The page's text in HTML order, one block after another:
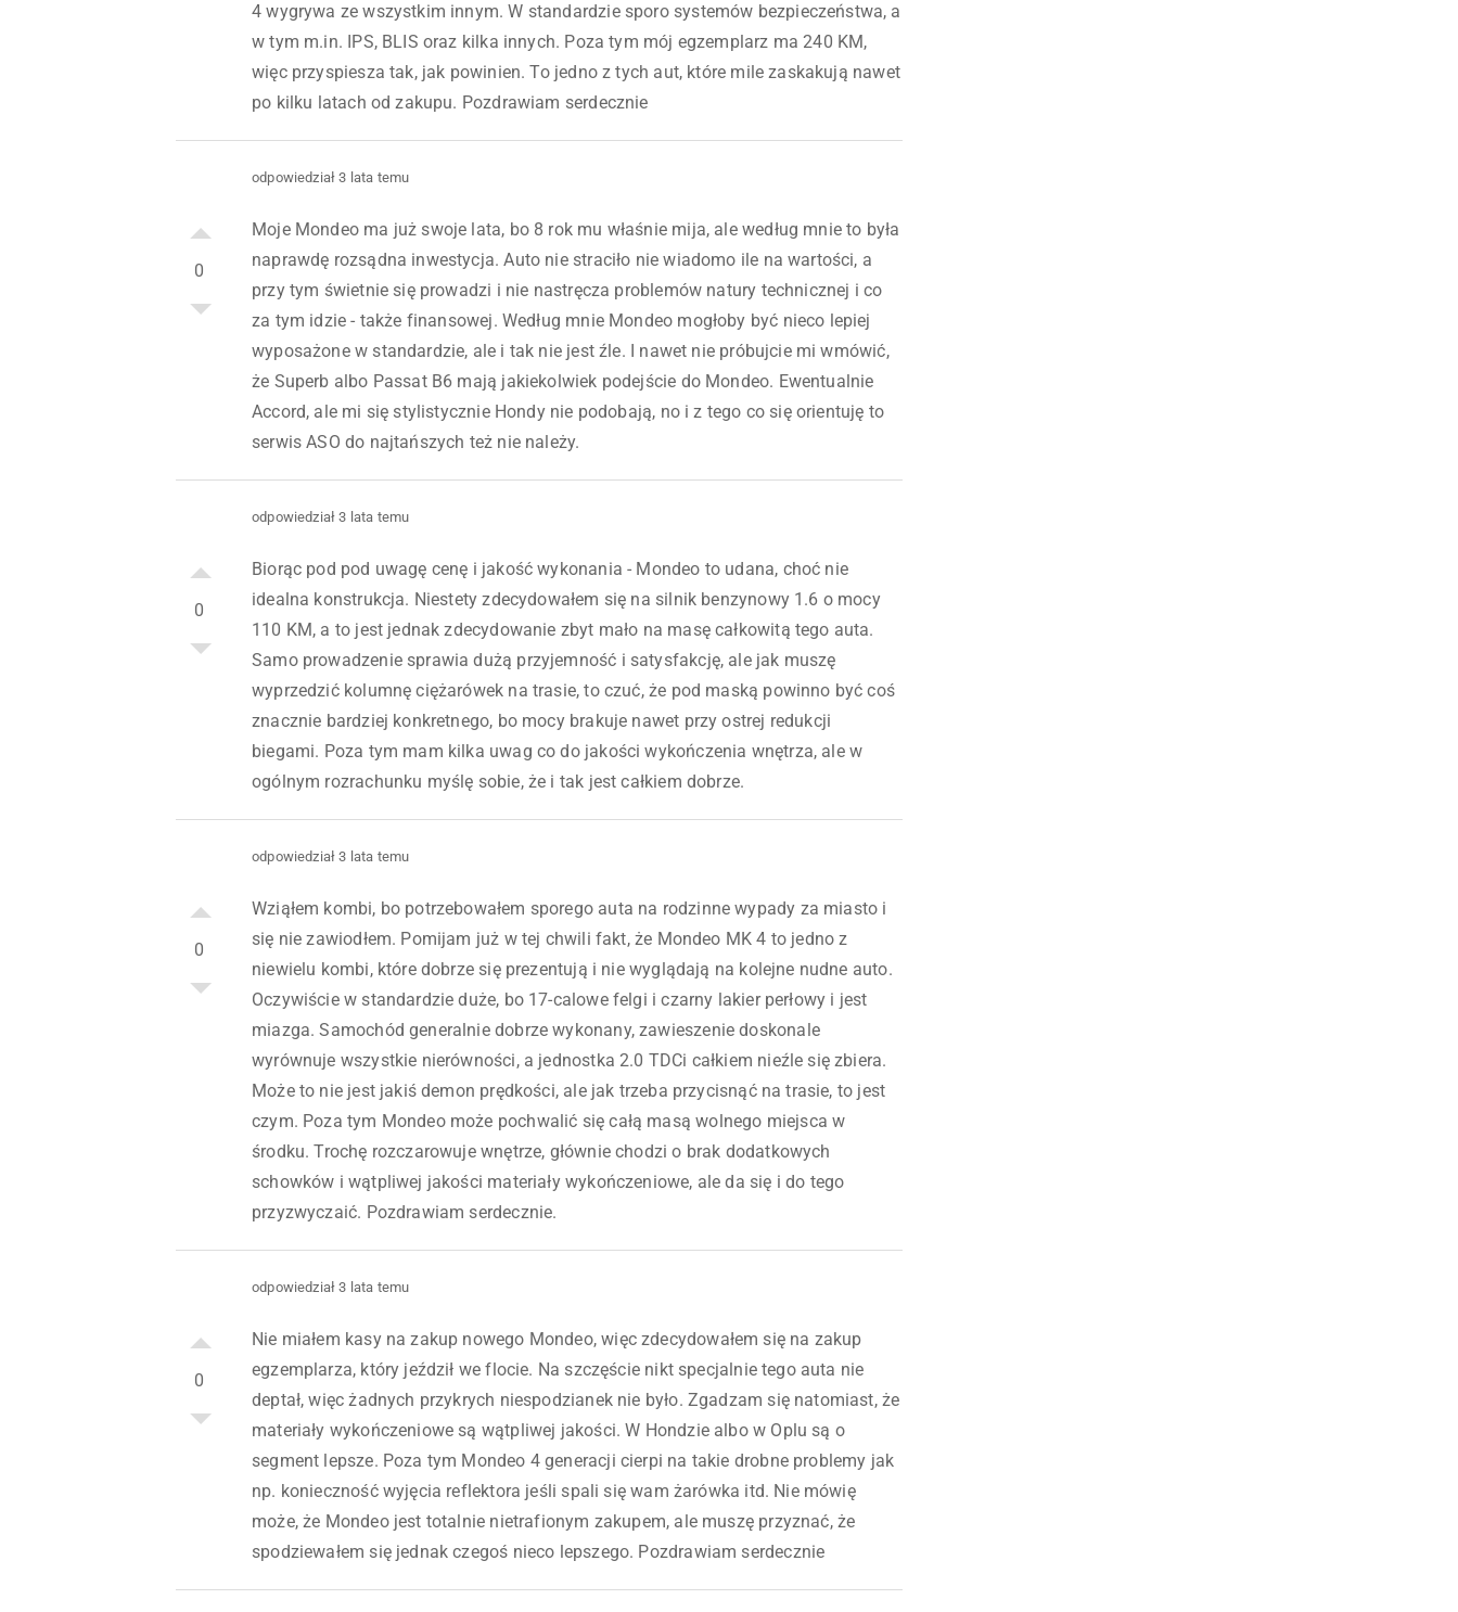
4 wygrywa ze wszystkim innym. W standardzie sporo systemów bezpieczeństwa, a
w tym m.in. IPS, BLIS oraz kilka innych. Poza tym mój egzemplarz ma 240 KM,
więc przyspiesza tak, jak powinien. To jedno z tych aut, które mile zaskakują nawet
po kilku latach od zakupu. Pozdrawiam serdecznie
0
odpowiedział 3 lata temu
Moje Mondeo ma już swoje lata, bo 8 rok mu właśnie mija, ale według mnie to była
naprawdę rozsądna inwestycja. Auto nie straciło nie wiadomo ile na wartości, a
przy tym świetnie się prowadzi i nie nastręcza problemów natury technicznej i co
za tym idzie - także finansowej. Według mnie Mondeo mogłoby być nieco lepiej
wyposażone w standardzie, ale i tak nie jest źle. I nawet nie próbujcie mi wmówić,
że Superb albo Passat B6 mają jakiekolwiek podejście do Mondeo. Ewentualnie
Accord, ale mi się stylistycznie Hondy nie podobają, no i z tego co się orientuję to
serwis ASO do najtańszych też nie należy.
0
odpowiedział 3 lata temu
Biorąc pod pod uwagę cenę i jakość wykonania - Mondeo to udana, choć nie
idealna konstrukcja. Niestety zdecydowałem się na silnik benzynowy 1.6 o mocy
110 KM, a to jest jednak zdecydowanie zbyt mało na masę całkowitą tego auta.
Samo prowadzenie sprawia dużą przyjemność i satysfakcję, ale jak muszę
wyprzedzić kolumnę ciężarówek na trasie, to czuć, że pod maską powinno być coś
znacznie bardziej konkretnego, bo mocy brakuje nawet przy ostrej redukcji
biegami. Poza tym mam kilka uwag co do jakości wykończenia wnętrza, ale w
ogólnym rozrachunku myślę sobie, że i tak jest całkiem dobrze.
0
odpowiedział 3 lata temu
Wziąłem kombi, bo potrzebowałem sporego auta na rodzinne wypady za miasto i
się nie zawiodłem. Pomijam już w tej chwili fakt, że Mondeo MK 4 to jedno z
niewielu kombi, które dobrze się prezentują i nie wyglądają na kolejne nudne auto.
Oczywiście w standardzie duże, bo 17-calowe felgi i czarny lakier perłowy i jest
miazga. Samochód generalnie dobrze wykonany, zawieszenie doskonale
wyrównuje wszystkie nierówności, a jednostka 2.0 TDCi całkiem nieźle się zbiera.
Może to nie jest jakiś demon prędkości, ale jak trzeba przycisnąć na trasie, to jest
czym. Poza tym Mondeo może pochwalić się całą masą wolnego miejsca w
środku. Trochę rozczarowuje wnętrze, głównie chodzi o brak dodatkowych
schowków i wątpliwej jakości materiały wykończeniowe, ale da się i do tego
przyzwyczaić. Pozdrawiam serdecznie.
0
odpowiedział 3 lata temu
Nie miałem kasy na zakup nowego Mondeo, więc zdecydowałem się na zakup
egzemplarza, który jeździł we flocie. Na szczęście nikt specjalnie tego auta nie
deptał, więc żadnych przykrych niespodzianek nie było. Zgadzam się natomiast, że
materiały wykończeniowe są wątpliwej jakości. W Hondzie albo w Oplu są o
segment lepsze. Poza tym Mondeo 4 generacji cierpi na takie drobne problemy jak
np. konieczność wyjęcia reflektora jeśli spali się wam żarówka itd. Nie mówię
może, że Mondeo jest totalnie nietrafionym zakupem, ale muszę przyznać, że
spodziewałem się jednak czegoś nieco lepszego. Pozdrawiam serdecznie